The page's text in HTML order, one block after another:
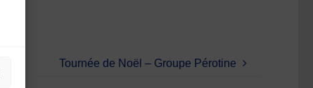
Tournée de Noël – Groupe Pérotine